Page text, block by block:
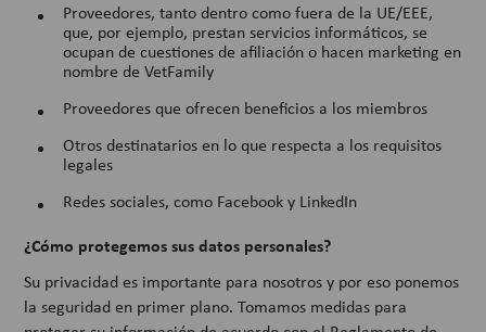
Proveedores, tanto dentro como fuera de la UE/EEE,
que, por ejemplo, prestan servicios informáticos, se
ocupan de cuestiones de afiliación o hacen marketing en
nombre de VetFamily
Proveedores que ofrecen beneficios a los miembros
Otros destinatarios en lo que respecta a los requisitos
legales
Redes sociales, como Facebook y LinkedIn
¿Cómo protegemos sus datos personales?
Su privacidad es importante para nosotros y por eso ponemos
la seguridad en primer plano. Tomamos medidas para